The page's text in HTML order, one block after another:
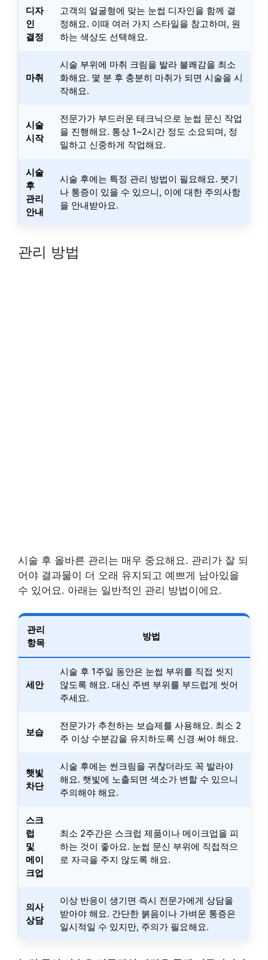
디자
인
결정
고객의 얼굴형에 맞는 눈썹 디자인을 함께 결
정해요. 이때 여러 가지 스타일을 참고하며, 원
하는 색상도 선택해요.
마취
시술 부위에 마취 크림을 발라 불쾌감을 최소
화해요. 몇 분 후 충분히 마취가 되면 시술을 시
작해요.
시술
시작
전문가가 부드러운 테크닉으로 눈썹 문신 작업
을 진행해요. 통상 1~2시간 정도 소요되며, 정
밀하고 신중하게 작업해요.
시술
후
관리
안내
시술 후에는 특정 관리 방법이 필요해요. 붓기
나 통증이 있을 수 있으니, 이에 대한 주의사항
을 안내받아요.
관리 방법
시술 후 올바른 관리는 매우 중요해요. 관리가 잘 되
어야 결과물이 더 오래 유지되고 예쁘게 남아있을
수 있어요. 아래는 일반적인 관리 방법이에요.
관리
항목
방법
세안
시술 후 1주일 동안은 눈썹 부위를 직접 씻지
않도록 해요. 대신 주변 부위를 부드럽게 씻어
주세요.
보습
전문가가 추천하는 보습제를 사용해요. 최소 2
주 이상 수분감을 유지하도록 신경 써야 해요.
햇빛
차단
시술 후에는 썬크림을 귀찮더라도 꼭 발라야
해요. 햇빛에 노출되면 색소가 변할 수 있으니
주의해야 해요.
스크
럽
및
메이
크업
최소 2주간은 스크럽 제품이나 메이크업을 피
하는 것이 좋아요. 눈썹 문신 부위에 직접적으
로 자극을 주지 않도록 해요.
의사
상담
이상 반응이 생기면 즉시 전문가에게 상담을
받아야 해요. 간단한 붉음이나 가벼운 통증은
일시적일 수 있지만, 주의가 필요해요.